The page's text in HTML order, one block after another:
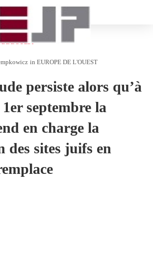
DE L'OUEST
in EUROPE DE L'OUEST
persiste alors qu’à
septembre la
en charge la
des sites juifs en